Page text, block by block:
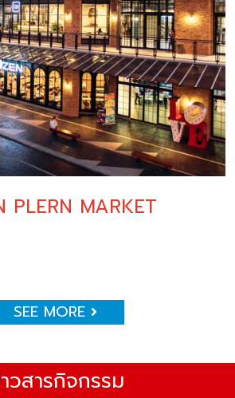
PLERN MARKET
SEE MORE
วสารกิจกรรม